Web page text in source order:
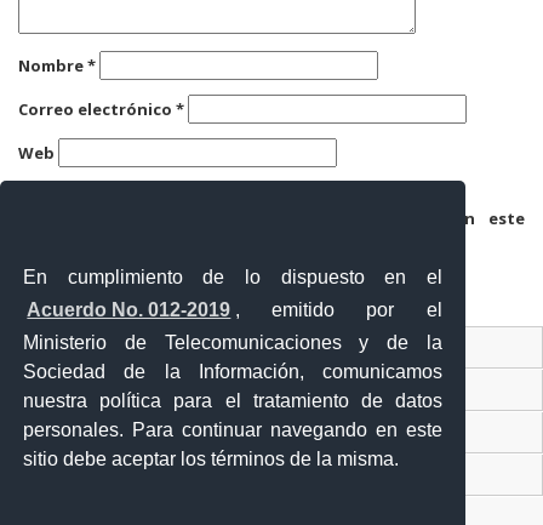
En cumplimiento de lo dispuesto en el
Acuerdo No. 012-2019 , emitido por el
Ministerio de Telecomunicaciones y de la
Sociedad de la Información, comunicamos
nuestra política para el tratamiento de datos
personales. Para continuar navegando en este
sitio debe aceptar los términos de la misma.
Nombre*
Correo electrónico *
Web
Guarda mi nombre, correo electrónico y web en este
Ventanilla Única Virtual
Ventanilla Única de Comercio Exterior
Gobierno Abierto